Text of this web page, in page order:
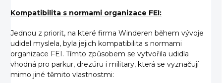
Kompatibilita s normami organizace FEI:
Jednou z priorit, na které firma Winderen během vývoje
udidel myslela, byla jejich kompatibilita s normami
organizace FEI. Tímto způsobem se vytvořila udidla
vhodná pro parkur, drezúru i military, která se vyznačují
mimo jiné těmito vlastnostmi: